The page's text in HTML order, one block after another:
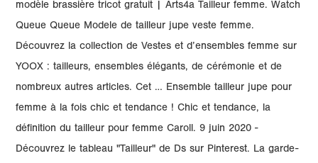
modèle brassière tricot gratuit | Arts4a Tailleur femme. Watch
Queue Queue Modele de tailleur jupe veste femme.
Découvrez la collection de Vestes et d’ensembles femme sur
YOOX : tailleurs, ensembles élégants, de cérémonie et de
nombreux autres articles. Cet … Ensemble tailleur jupe pour
femme à la fois chic et tendance ! Chic et tendance, la
définition du tailleur pour femme Caroll. 9 juin 2020 -
Découvrez le tableau "Tailleur" de Ds sur Pinterest. La garde-